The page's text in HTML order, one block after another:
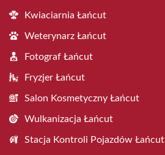
Kwiaciarnia Łańcut
Weterynarz Łańcut
Fotograf Łańcut
Fryzjer Łańcut
Salon Kosmetyczny Łańcut
Wulkanizacja Łańcut
Stacja Kontroli Pojazdów Łańcut